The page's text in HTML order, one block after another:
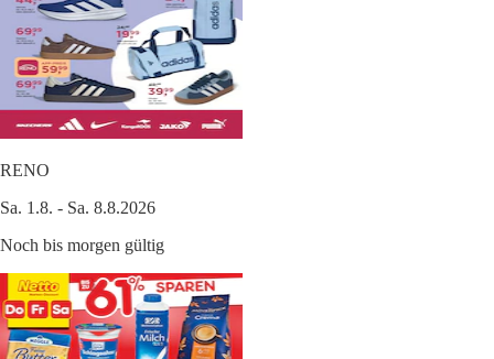
RENO
Sa. 1.8. - Sa. 8.8.2026
Noch bis morgen gültig